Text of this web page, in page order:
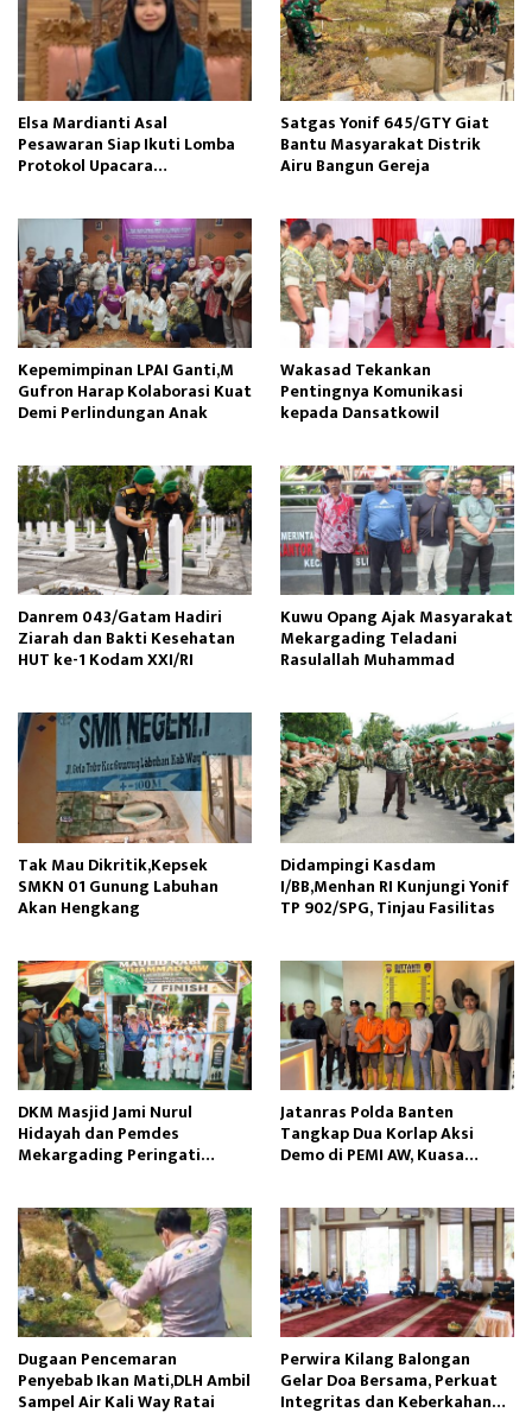
Elsa Mardianti Asal
Pesawaran Siap Ikuti Lomba
Protokol Upacara
Satgas Yonif 645/GTY Giat
Bantu Masyarakat Distrik
Airu Bangun Gereja ‎
Kepemimpinan LPAI Ganti,M
Gufron Harap Kolaborasi Kuat
Demi Perlindungan Anak
Wakasad Tekankan
Pentingnya Komunikasi
kepada Dansatkowil
Danrem 043/Gatam Hadiri
Ziarah dan Bakti Kesehatan
HUT ke-1 Kodam XXI/RI
Kuwu Opang Ajak Masyarakat
Mekargading Teladani
Rasulallah Muhammad
Tak Mau Dikritik,Kepsek
SMKN 01 Gunung Labuhan
Akan Hengkang
Didampingi Kasdam
I/BB,Menhan RI Kunjungi Yonif
TP 902/SPG, Tinjau Fasilitas
DKM Masjid Jami Nurul
Hidayah dan Pemdes
Mekargading Peringati
Jatanras Polda Banten
Tangkap Dua Korlap Aksi
Demo di PEMI AW, Kuasa
Dugaan Pencemaran
Penyebab Ikan Mati,DLH Ambil
Sampel Air Kali Way Ratai
Perwira Kilang Balongan
Gelar Doa Bersama, Perkuat
Integritas dan Keberkahan